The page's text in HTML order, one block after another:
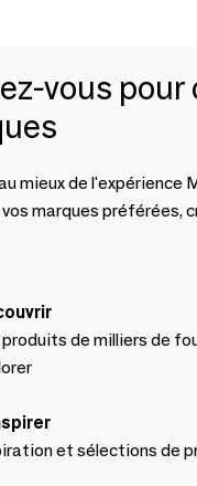
vous
mieux de l'expérience
marques préférées,
de milliers de
et sélections de